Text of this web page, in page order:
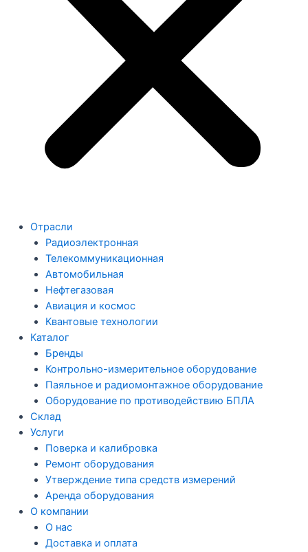
Отрасли
Радиоэлектронная
Телекоммуникационная
Автомобильная
Нефтегазовая
Авиация и космос
Квантовые технологии
Каталог
Бренды
Контрольно-измерительное оборудование
Паяльное и радиомонтажное оборудование
Оборудование по противодействию БПЛА
Склад
Услуги
Поверка и калибровка
Ремонт оборудования
Утверждение типа средств измерений
Аренда оборудования
О компании
О нас
Доставка и оплата